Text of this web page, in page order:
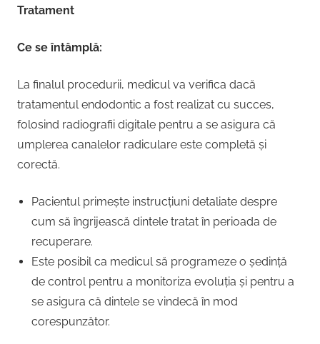
Tratament
Ce se întâmplă:
La finalul procedurii, medicul va verifica dacă
tratamentul endodontic a fost realizat cu succes,
folosind radiografii digitale pentru a se asigura că
umplerea canalelor radiculare este completă și
corectă.
Pacientul primește instrucțiuni detaliate despre
cum să îngrijească dintele tratat în perioada de
recuperare.
Este posibil ca medicul să programeze o ședință
de control pentru a monitoriza evoluția și pentru a
se asigura că dintele se vindecă în mod
corespunzător.